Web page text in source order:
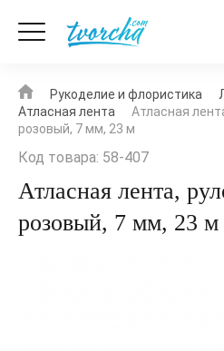
Рукоделие и флористика
Атласная лента
Атласная
розовый, 7 мм, 23 м
Код товара: 58-407
Атласная лента,
розовый, 7 мм, 23 м